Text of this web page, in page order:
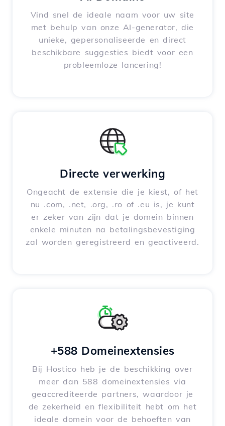
Vind snel de ideale naam voor uw site
met behulp van onze AI-generator, die
unieke, gepersonaliseerde en direct
beschikbare suggesties biedt voor een
probleemloze lancering!
Directe verwerking
Ongeacht de extensie die je kiest, of het
nu .com, .net, .org, .ro of .eu is, je kunt
er zeker van zijn dat je domein binnen
enkele minuten na betalingsbevestiging
zal worden geregistreerd en geactiveerd.
+588 Domeinextensies
Bij Hostico heb je de beschikking over
meer dan 588 domeinextensies via
geaccrediteerde partners, waardoor je
de zekerheid en flexibiliteit hebt om het
ideale domein voor de behoeften van